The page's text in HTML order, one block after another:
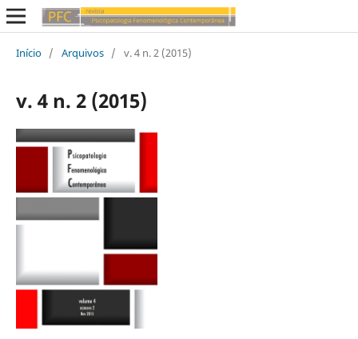
Início / Arquivos / v. 4 n. 2 (2015)
v. 4 n. 2 (2015)